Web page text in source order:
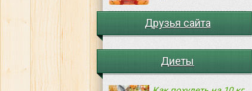
Друзья сайта
Диеты